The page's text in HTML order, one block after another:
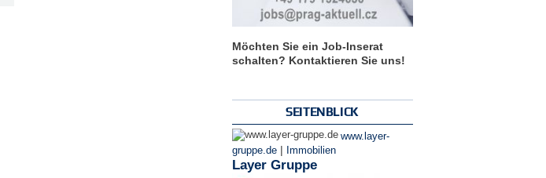
Möchten Sie ein Job-Inserat
schalten? Kontaktieren Sie uns!
SEITENBLICK
www.layer-
gruppe.de | Immobilien
Layer Gruppe